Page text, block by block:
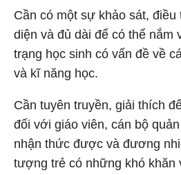
Cần có một sự khảo sát,
diện và đủ dài để có thể
trạng học sinh có vấn đề về
và kĩ năng học.
Cần tuyên truyền, giải thích
đối với giáo viên, cán bộ
nhận thức được và đương
tượng trẻ có những khó khăn